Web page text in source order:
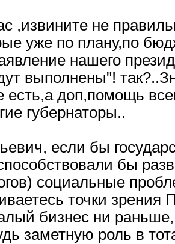
,извините не
уже по плану,по
нашего
выполнены"!
есть,а доп,помощь
губернаторы..
если бы
бы
социальные
точки
бизнес ни
заметную роль в